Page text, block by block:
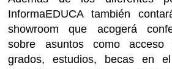
InformaEDUCA también
showroom que acogerá
sobre asuntos como
grados, estudios, becas en